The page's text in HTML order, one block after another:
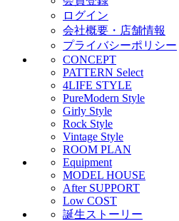
ログイン
会社概要・店舗情報
プライバシーポリシー
CONCEPT
PATTERN Select
4LIFE STYLE
PureModern Style
Girly Style
Rock Style
Vintage Style
ROOM PLAN
Equipment
MODEL HOUSE
After SUPPORT
Low COST
誕生ストーリー